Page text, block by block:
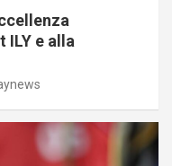
ILY e alla